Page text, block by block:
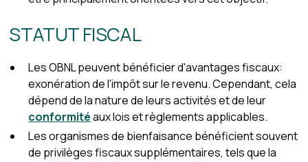
STATUT FISCAL
Les OBNL peuvent bénéficier d'avantages fiscaux:
exonération de l'impôt sur le revenu. Cependant, cela
dépend de la nature de leurs activités et de leur
conformitéaux lois et règlements applicables.
Les organismes de bienfaisance bénéficient souvent
de privilèges fiscaux supplémentaires, tels que la